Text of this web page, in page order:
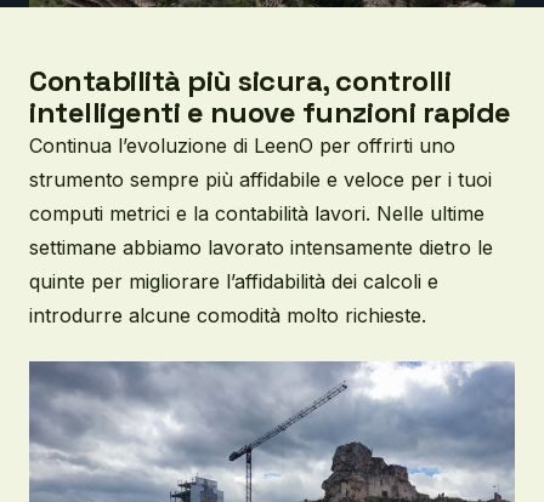
Contabilità più sicura, controlli
intelligenti e nuove funzioni rapide
Continua l’evoluzione di LeenO per offrirti uno
strumento sempre più affidabile e veloce per i tuoi
computi metrici e la contabilità lavori. Nelle ultime
settimane abbiamo lavorato intensamente dietro le
quinte per migliorare l’affidabilità dei calcoli e
introdurre alcune comodità molto richieste.